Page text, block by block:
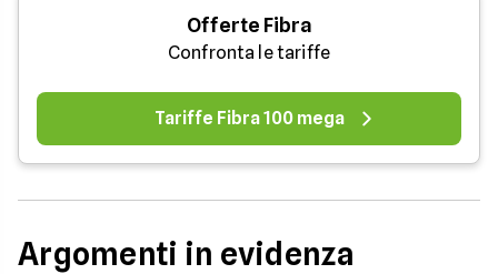
Offerte Fibra
Confronta le tariffe
Tariffe Fibra 100 mega
Argomenti in evidenza